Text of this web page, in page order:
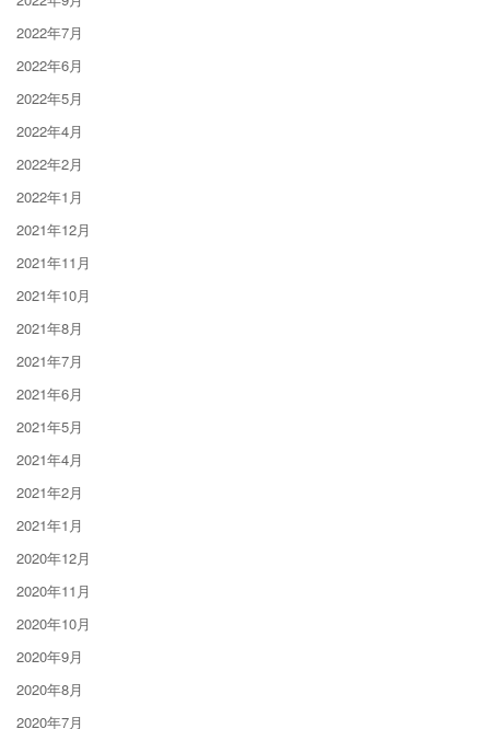
2022年7月
2022年6月
2022年5月
2022年4月
2022年2月
2022年1月
2021年12月
2021年11月
2021年10月
2021年8月
2021年7月
2021年6月
2021年5月
2021年4月
2021年2月
2021年1月
2020年12月
2020年11月
2020年10月
2020年9月
2020年8月
2020年7月